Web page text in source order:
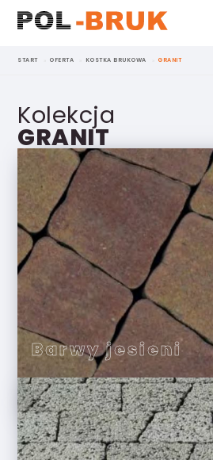
START OFERTA KOSTKA BRUKOWA GRANIT
Kolekcja
GRANIT
Barwy jesieni